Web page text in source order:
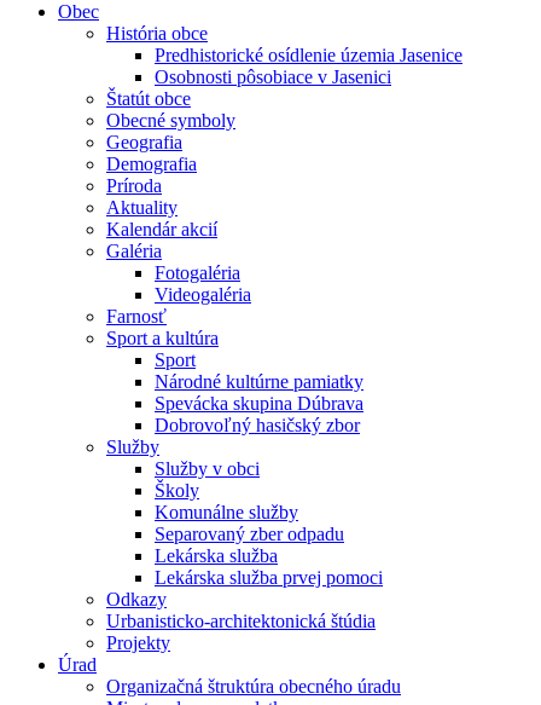
Obec
História obce
Predhistorické osídlenie územia Jasenice
Osobnosti pôsobiace v Jasenici
Štatút obce
Obecné symboly
Geografia
Demografia
Príroda
Aktuality
Kalendár akcií
Galéria
Fotogaléria
Videogaléria
Farnosť
Sport a kultúra
Sport
Národné kultúrne pamiatky
Spevácka skupina Dúbrava
Dobrovoľný hasičský zbor
Služby
Služby v obci
Školy
Komunálne služby
Separovaný zber odpadu
Lekárska služba
Lekárska služba prvej pomoci
Odkazy
Urbanisticko-architektonická štúdia
Projekty
Úrad
Organizačná štruktúra obecného úradu